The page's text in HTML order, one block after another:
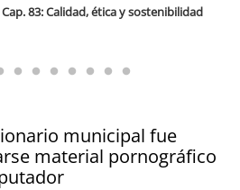
municipal fue
material pornográfico